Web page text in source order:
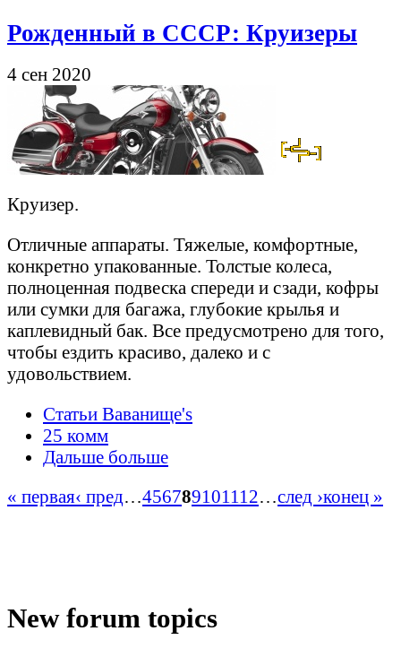
Рожденный в СССР: Круизеры
4 сен 2020
Круизер.
Отличные аппараты. Тяжелые, комфортные,
конкретно упакованные. Толстые колеса,
полноценная подвеска спереди и сзади, кофры
или сумки для багажа, глубокие крылья и
каплевидный бак. Все предусмотрено для того,
чтобы ездить красиво, далеко и с
удовольствием.
Статьи Ваванище's
25 комм
Дальше больше
« первая‹ пред…4567891011 12…след ›конец »
New forum topics